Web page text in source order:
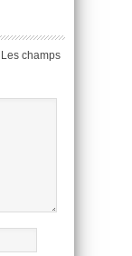
Les champs